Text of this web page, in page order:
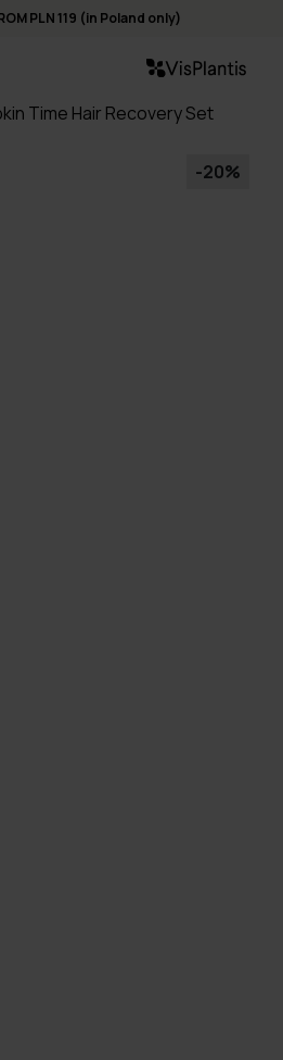
PLN 119 (in Poland only)
Time Hair Recovery Set
-20%